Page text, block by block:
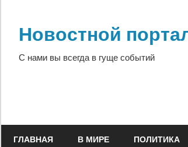
содержимому
Новостной
С нами вы всегда в гуще событий
ГЛАВНАЯ В МИРЕ ПОЛИТИКА